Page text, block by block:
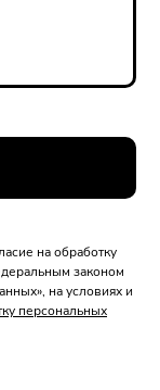
на обработку
законом
на условиях и
персональных